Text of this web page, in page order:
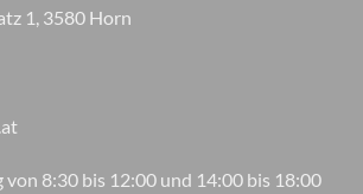
1, 3580 Horn
8:30 bis 12:00 und 14:00 bis 18:00